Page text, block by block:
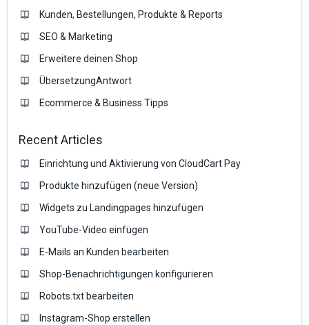
Kunden, Bestellungen, Produkte & Reports
SEO & Marketing
Erweitere deinen Shop
ÜbersetzungAntwort
Ecommerce & Business Tipps
Recent Articles
Einrichtung und Aktivierung von CloudCart Pay
Produkte hinzufügen (neue Version)
Widgets zu Landingpages hinzufügen
YouTube-Video einfügen
E-Mails an Kunden bearbeiten
Shop-Benachrichtigungen konfigurieren
Robots.txt bearbeiten
Instagram-Shop erstellen